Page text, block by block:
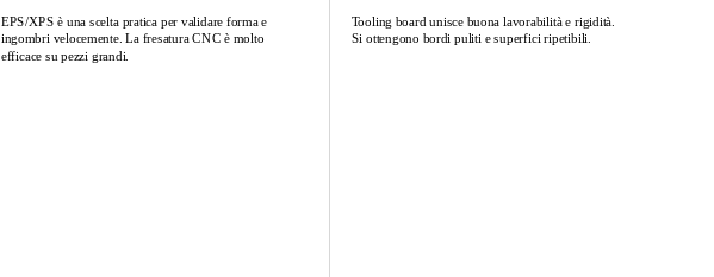
EPS/XPS è una scelta pratica per validare forma e
ingombri velocemente. La fresatura CNC è molto
efficace su pezzi grandi.
Tooling board unisce buona lavorabilità e rigidità.
Si ottengono bordi puliti e superfici ripetibili.